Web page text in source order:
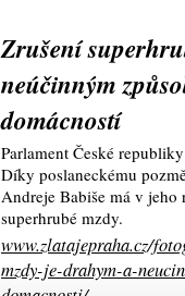
Zrušení
neúčinným
domácností
Parlament České
Díky poslaneckému
Andreje Babiše má v
superhrubé mzdy.
www.zlatajepraha.cz/
mzdy-je-drahym-a-